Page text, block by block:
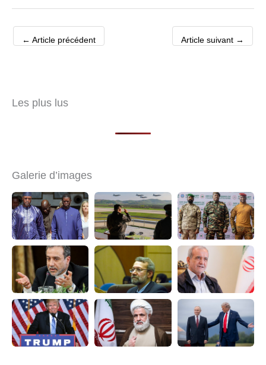
← Article précédent Article suivant →
Les plus lus
Galerie d’images